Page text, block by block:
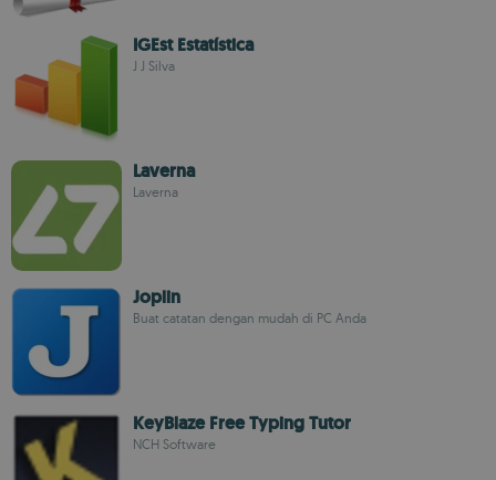
IGEst Estatística
J J Silva
Laverna
Laverna
Joplin
Buat catatan dengan mudah di PC Anda
KeyBlaze Free Typing Tutor
NCH Software